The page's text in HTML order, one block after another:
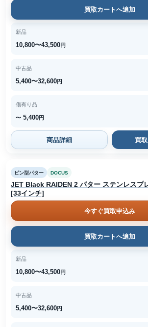
買取カートへ追加
新品
10,800〜43,500円
中古品
5,400〜32,600円
傷有り品
〜 5,400円
商品詳細 買
ピン型パター DOCUS
JET Black RAIDEN 2 パター ステンレスプ
[33インチ]
今すぐ買取申込み
買取カートへ追加
新品
10,800〜43,500円
中古品
5,400〜32,600円